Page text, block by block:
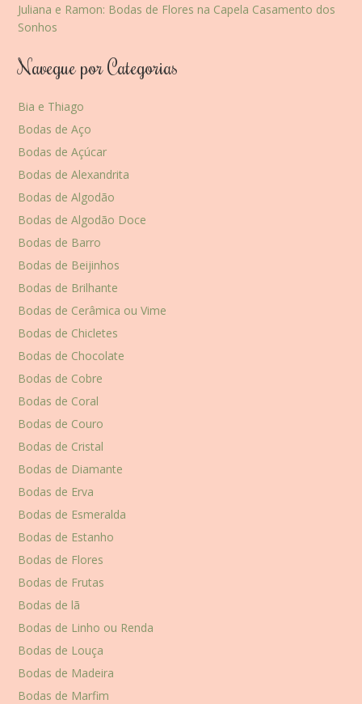
Juliana e Ramon: Bodas de Flores na Capela Casamento dos
Sonhos
Navegue por Categorias
Bia e Thiago
Bodas de Aço
Bodas de Açúcar
Bodas de Alexandrita
Bodas de Algodão
Bodas de Algodão Doce
Bodas de Barro
Bodas de Beijinhos
Bodas de Brilhante
Bodas de Cerâmica ou Vime
Bodas de Chicletes
Bodas de Chocolate
Bodas de Cobre
Bodas de Coral
Bodas de Couro
Bodas de Cristal
Bodas de Diamante
Bodas de Erva
Bodas de Esmeralda
Bodas de Estanho
Bodas de Flores
Bodas de Frutas
Bodas de lã
Bodas de Linho ou Renda
Bodas de Louça
Bodas de Madeira
Bodas de Marfim